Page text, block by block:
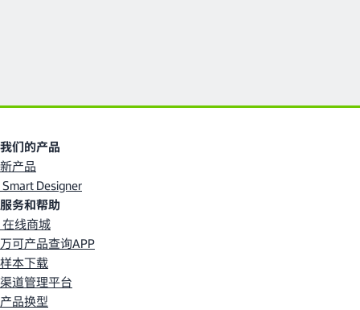
我们的产品
新产品
Smart Designer
服务和帮助
在线商城
万可产品查询APP
样本下载
渠道管理平台
产品换型